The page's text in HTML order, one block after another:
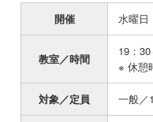
開催 水曜日
教室／時間
19：
※ 休憩
対象／定員 一般／